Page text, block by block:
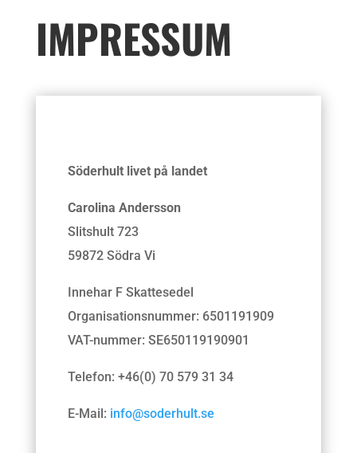
IMPRESSUM
Söderhult livet på landet
Carolina Andersson
Slitshult 723
59872 Södra Vi
Innehar F Skattesedel
Organisationsnummer: 6501191909
VAT-nummer: SE650119190901
Telefon: +46(0) 70 579 31 34
E-Mail: info@soderhult.se